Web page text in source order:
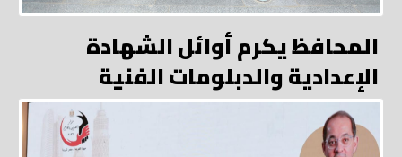
المحافظ يكرم أوائل الشهادة
الإعدادية والدبلومات الفنية